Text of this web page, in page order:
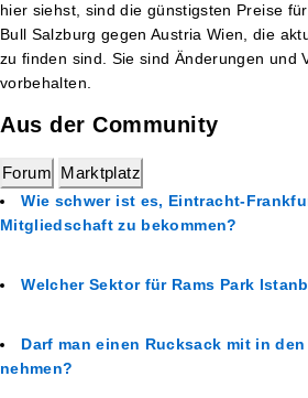
hier siehst, sind die günstigsten Preise
Bull Salzburg gegen Austria Wien, die
zu finden sind. Sie sind Änderungen und
vorbehalten.
Aus der Community
Forum Marktplatz
Wie schwer ist es, Eintracht-
Mitgliedschaft zu bekommen?
Welcher Sektor für Rams Park
Darf man einen Rucksack mit in
nehmen?